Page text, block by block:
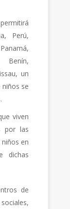
Perú,
un
se
viven
por las
en
dichas
de